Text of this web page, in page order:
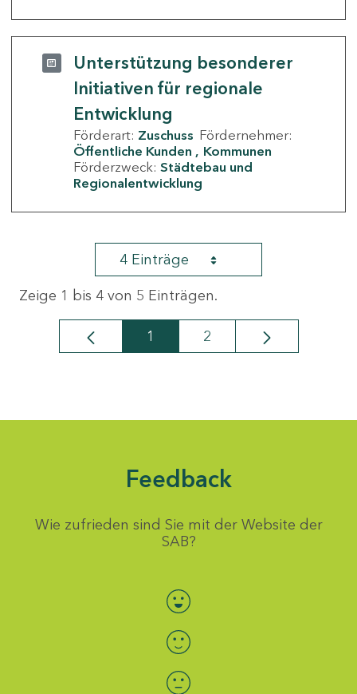
Unterstützung besonderer
Initiativen für regionale
Entwicklung
Förderart: Zuschuss Fördernehmer:
Öffentliche Kunden
Kommunen
Förderzweck: Städtebau und
Regionalentwicklung
4 Einträge
Zeige 1 bis 4 von 5 Einträgen.
Seite
1 Seite
2
Feedback
Wie zufrieden sind Sie mit der Website der
SAB?
Bewertung auswählen